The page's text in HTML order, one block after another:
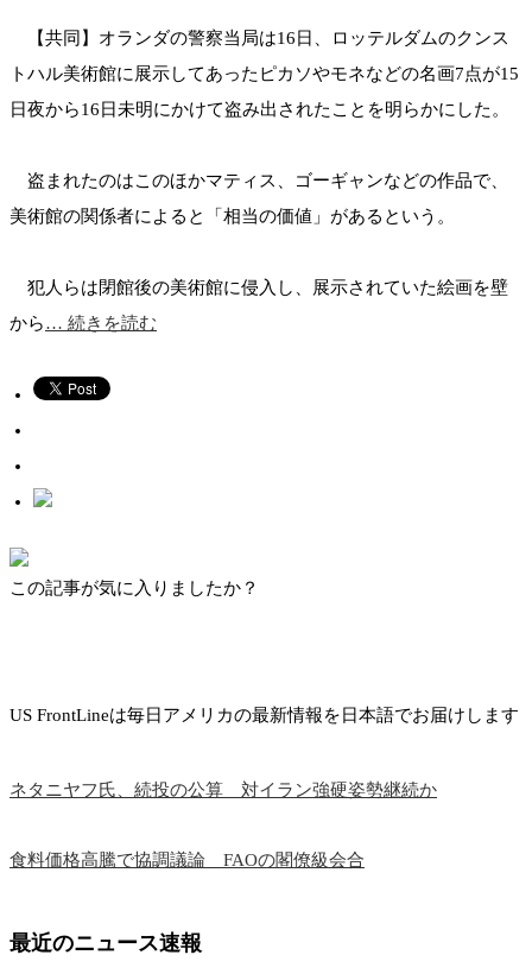
【共同】オランダの警察当局は16日、ロッテルダムのクンス
トハル美術館に展示してあったピカソやモネなどの名画7点が15
日夜から16日未明にかけて盗み出されたことを明らかにした。
盗まれたのはこのほかマティス、ゴーギャンなどの作品で、
美術館の関係者によると「相当の価値」があるという。
犯人らは閉館後の美術館に侵入し、展示されていた絵画を壁
から… 続きを読む
この記事が気に入りましたか？
US FrontLineは毎日アメリカの最新情報を日本語でお届けします
ネタニヤフ氏、続投の公算 対イラン強硬姿勢継続か
食料価格高騰で協調議論 FAOの閣僚級会合
最近のニュース速報